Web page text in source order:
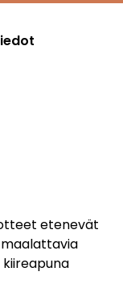
etenevät
maalattavia